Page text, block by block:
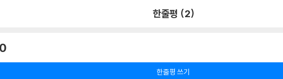
한줄평 (2)
한줄평 쓰기